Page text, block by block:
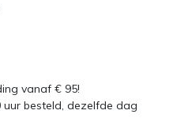
vanaf € 95!
uur besteld, dezelfde dag